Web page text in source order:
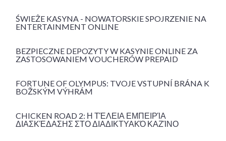
ŚWIEŻE KASYNA - NOWATORSKIE SPOJRZENIE NA
ENTERTAINMENT ONLINE
BEZPIECZNE DEPOZYTY W KASYNIE ONLINE ZA
ZASTOSOWANIEM VOUCHERÓW PREPAID
FORTUNE OF OLYMPUS: TVOJE VSTUPNÍ BRÁNA K
BOŽSKÝM VÝHRÁM
CHICKEN ROAD 2: Η ΤΈΛΕΙΑ ΕΜΠΕΙΡΊΑ
ΔΙΑΣΚΈΔΑΣΗΣ ΣΤΟ ΔΙΑΔΙΚΤΥΑΚΌ ΚΑΖΊΝΟ